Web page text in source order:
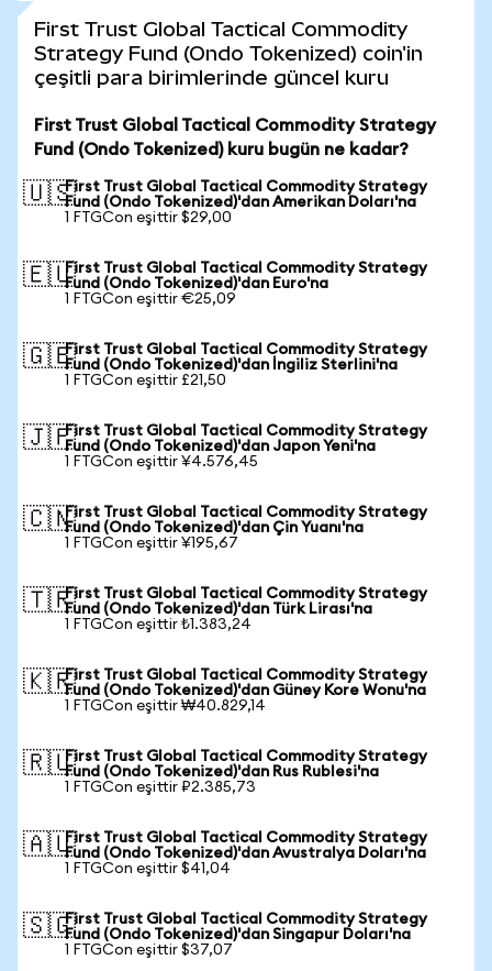
First Trust Global Tactical Commodity
Strategy Fund (Ondo Tokenized) coin'in
çeşitli para birimlerinde güncel kuru
First Trust Global Tactical Commodity Strategy
Fund (Ondo Tokenized) kuru bugün ne kadar?
🇺🇸First Trust Global Tactical Commodity Strategy
Fund (Ondo Tokenized)'dan Amerikan Doları'na
1 FTGCon eşittir $29,00
🇪🇺First Trust Global Tactical Commodity Strategy
Fund (Ondo Tokenized)'dan Euro'na
1 FTGCon eşittir €25,09
🇬🇧First Trust Global Tactical Commodity Strategy
Fund (Ondo Tokenized)'dan İngiliz Sterlini'na
1 FTGCon eşittir £21,50
🇯🇵First Trust Global Tactical Commodity Strategy
Fund (Ondo Tokenized)'dan Japon Yeni'na
1 FTGCon eşittir ¥4.576,45
🇨🇳First Trust Global Tactical Commodity Strategy
Fund (Ondo Tokenized)'dan Çin Yuanı'na
1 FTGCon eşittir ¥195,67
🇹🇷First Trust Global Tactical Commodity Strategy
Fund (Ondo Tokenized)'dan Türk Lirası'na
1 FTGCon eşittir ₺1.383,24
🇰🇷First Trust Global Tactical Commodity Strategy
Fund (Ondo Tokenized)'dan Güney Kore Wonu'na
1 FTGCon eşittir ₩40.829,14
🇷🇺First Trust Global Tactical Commodity Strategy
Fund (Ondo Tokenized)'dan Rus Rublesi'na
1 FTGCon eşittir ₽2.385,73
🇦🇺First Trust Global Tactical Commodity Strategy
Fund (Ondo Tokenized)'dan Avustralya Doları'na
1 FTGCon eşittir $41,04
🇸🇬First Trust Global Tactical Commodity Strategy
Fund (Ondo Tokenized)'dan Singapur Doları'na
1 FTGCon eşittir $37,07